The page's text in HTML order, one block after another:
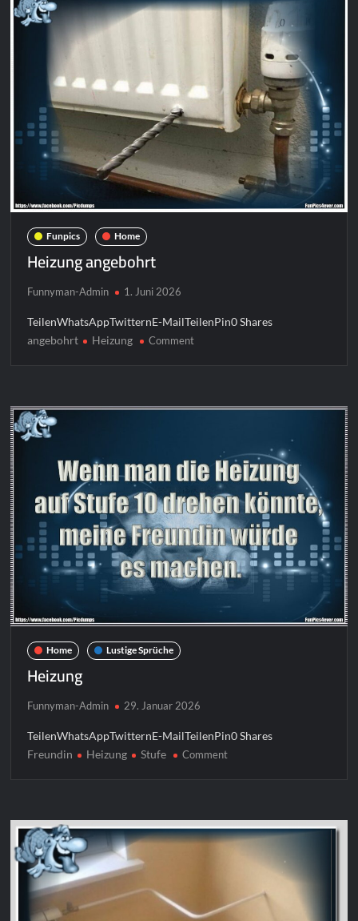
Funpics Home
Heizung angebohrt
Funnyman-Admin 1. Juni 2026
TeilenWhatsAppTwitternE-MailTeilenPin0 Shares
angebohrt
Heizung Commenton
Home Lustige Sprüche
Heizung
Funnyman-Admin 29. Januar 2026
TeilenWhatsAppTwitternE-MailTeilenPin0 Shares
Freundin
Heizung Stufe Commenton